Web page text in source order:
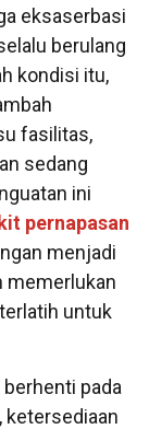
eksaserbasi
berulang
kondisi itu,
fasilitas,
sedang
ini
pernapasan
menjadi
memerlukan
untuk
pada
ketersediaan